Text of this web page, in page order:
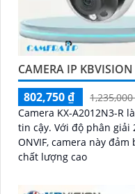
CAMERA IP
802,750 ₫
Camera KX-A2012N3-R
tin cậy. Với độ phân giải 2.0 MP và công nghệ ban đêm
ONVIF, camera này
chất lượng cao